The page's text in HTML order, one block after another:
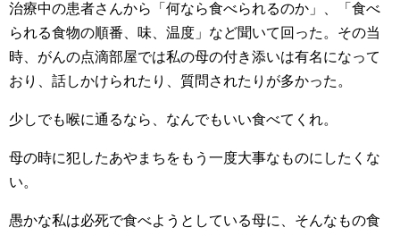
治療中の患者さんから「何なら食べられるのか」、「食べ
られる食物の順番、味、温度」など聞いて回った。その当
時、がんの点滴部屋では私の母の付き添いは有名になって
おり、話しかけられたり、質問されたりが多かった。
少しでも喉に通るなら、なんでもいい食べてくれ。
母の時に犯したあやまちをもう一度大事なものにしたくな
い。
愚かな私は必死で食べようとしている母に、そんなもの食